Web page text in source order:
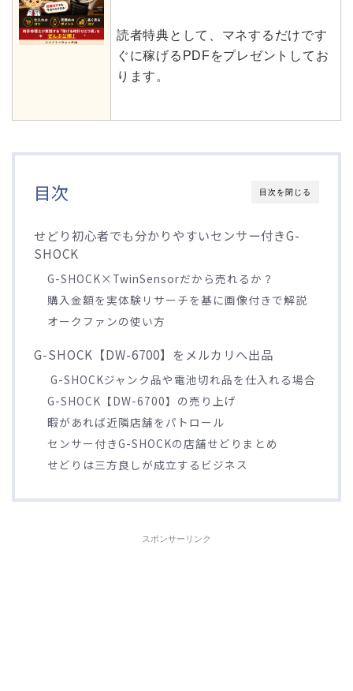
読者特典として、マネするだけです
ぐに稼げるPDFをプレゼントしてお
ります。
目次を閉じる
目次
せどり初心者でも分かりやすいセンサー付きG-
SHOCK
G-SHOCK×TwinSensorだから売れるか？
購入金額を実体験リサーチを基に画像付きで解説
オークファンの使い方
G-SHOCK【DW-6700】をメルカリへ出品
G-SHOCKジャンク品や電池切れ品を仕入れる場合
G-SHOCK【DW-6700】の売り上げ
暇があれば近隣店舗をパトロール
センサー付きG-SHOCKの店舗せどりまとめ
せどりは三方良しが成立するビジネス
スポンサーリンク